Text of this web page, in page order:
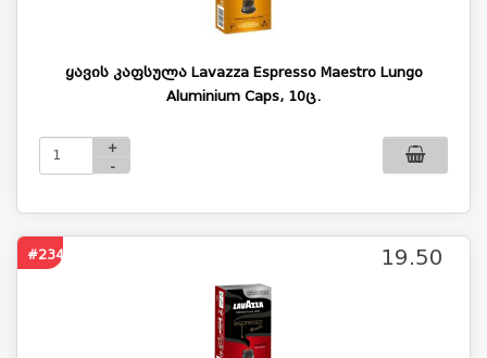
ყავის კაფსულა Lavazza Espresso Maestro Lungo
Aluminium Caps, 10ც.
+
-
#2340 19.50